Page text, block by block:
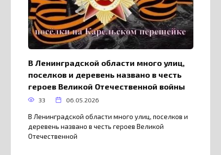
В Ленинградской области много улиц,
поселков и деревень названо в честь
героев Великой Отечественной войны
33 06.05.2026
В Ленинградской области много улиц, поселков и
деревень названо в честь героев Великой
Отечественной